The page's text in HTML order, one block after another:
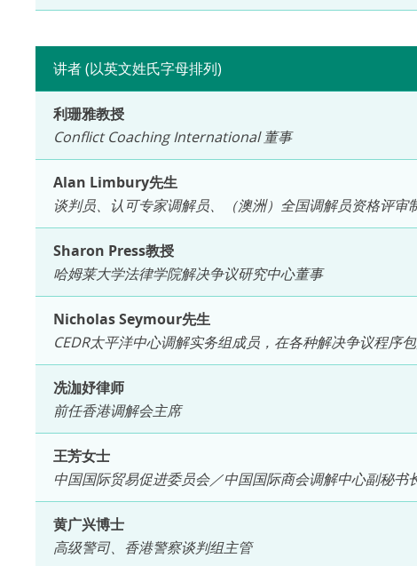
讲者 (以英文姓氏字母排列)
利珊雅教授
Conflict Coaching International 董事
Alan Limbury先生
谈判员、认可专家调解员、（澳洲）全国调解员资格评
Sharon Press教授
哈姆莱大学法律学院解决争议研究中心董事
Nicholas Seymour先生
CEDR太平洋中心调解实务组成员，在各种解决争议程序
冼泇妤律师
前任香港调解会主席
王芳女士
中国国际贸易促进委员会／中国国际商会调解中心副秘书
黄广兴博士
高级警司、香港警察谈判组主管